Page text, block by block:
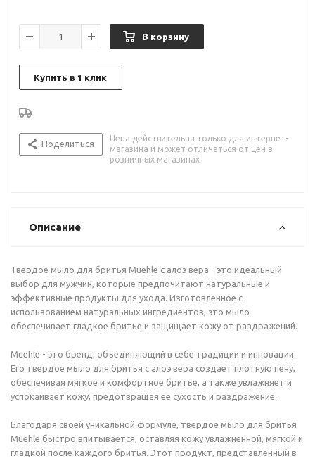
В корзину
Купить в 1 клик
Поделиться
Цена действительна только для интернет-
магазина и может отличаться от цен в
розничных магазинах
Описание
Твердое мыло для бритья Muehle с алоэ вера - это идеальный
выбор для мужчин, которые предпочитают натуральные и
эффективные продукты для ухода. Изготовленное с
использованием натуральных ингредиентов, это мыло
обеспечивает гладкое бритье и защищает кожу от раздражений.
Muehle - это бренд, объединяющий в себе традиции и инновации.
Его твердое мыло для бритья с алоэ вера создает плотную пену,
обеспечивая мягкое и комфортное бритье, а также увлажняет и
успокаивает кожу, предотвращая ее сухость и раздражение.
Благодаря своей уникальной формуле, твердое мыло для бритья
Muehle быстро впитывается, оставляя кожу увлажненной, мягкой и
гладкой после каждого бритья. Этот продукт, представленный в